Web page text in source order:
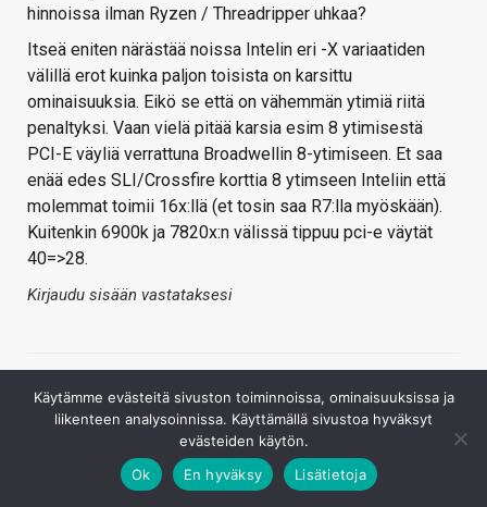
hinnoissa ilman Ryzen / Threadripper uhkaa?
Itseä eniten närästää noissa Intelin eri -X variaatiden
välillä erot kuinka paljon toisista on karsittu
ominaisuuksia. Eikö se että on vähemmän ytimiä riitä
penaltyksi. Vaan vielä pitää karsia esim 8 ytimisestä
PCI-E väyliä verrattuna Broadwellin 8-ytimiseen. Et saa
enää edes SLI/Crossfire korttia 8 ytimseen Inteliin että
molemmat toimii 16x:llä (et tosin saa R7:lla myöskään).
Kuitenkin 6900k ja 7820x:n välissä tippuu pci-e väytät
40=>28.
Kirjaudu sisään vastataksesi
Käytämme evästeitä sivuston toiminnoissa, ominaisuuksissa ja
liikenteen analysoinnissa. Käyttämällä sivustoa hyväksyt
evästeiden käytön.
Ok
En hyväksy Lisätietoja